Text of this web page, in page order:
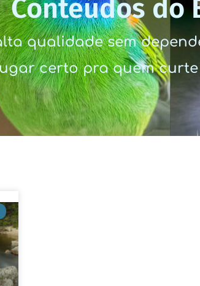
Conteúdos do
qualidade sem
certo pra quem